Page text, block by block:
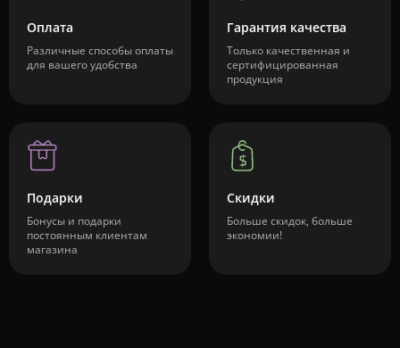
Оплата
Различные способы оплаты
для вашего удобства
Гарантия качества
Только качественная и
сертифицированная
продукция
Подарки
Бонусы и подарки
постоянным клиентам
магазина
Скидки
Больше скидок, больше
экономии!